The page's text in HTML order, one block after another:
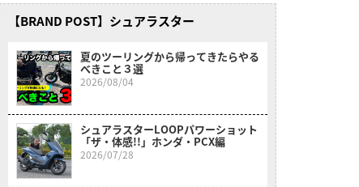
【BRAND POST】シュアラスター
夏のツーリングから帰ってきたらやる
べきこと３選
2026/08/04
シュアラスターLOOPパワーショット
「ザ・体感!!」ホンダ・PCX編
2026/07/28